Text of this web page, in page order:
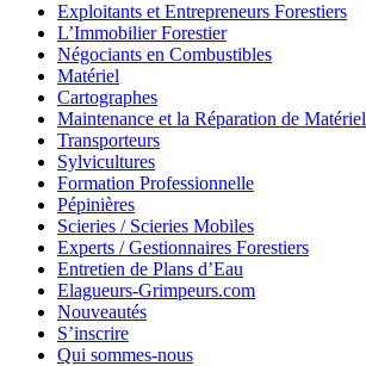
Exploitants et Entrepreneurs Forestiers
L’Immobilier Forestier
Négociants en Combustibles
Matériel
Cartographes
Maintenance et la Réparation de Matériel
Transporteurs
Sylvicultures
Formation Professionnelle
Pépinières
Scieries / Scieries Mobiles
Experts / Gestionnaires Forestiers
Entretien de Plans d’Eau
Elagueurs-Grimpeurs.com
Nouveautés
S’inscrire
Qui sommes-nous